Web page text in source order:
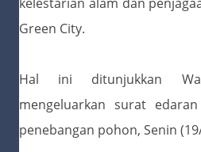
kelestarian alam dan
Green City.
Hal ini ditunjukkan
mengeluarkan surat
penebangan pohon, Senin